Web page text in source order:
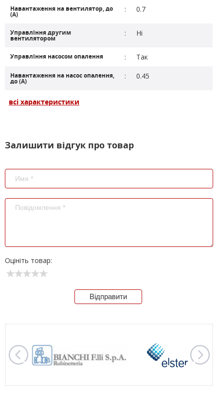
Навантаження на вентилятор, до
(А)
: 0.7
Управління другим
вентилятором
: Ні
Управління насосом опалення : Так
Навантаження на насос опалення,
до (А)
: 0.45
всі характеристики
Залишити відгук про товар
Оцініть товар:
Відправити